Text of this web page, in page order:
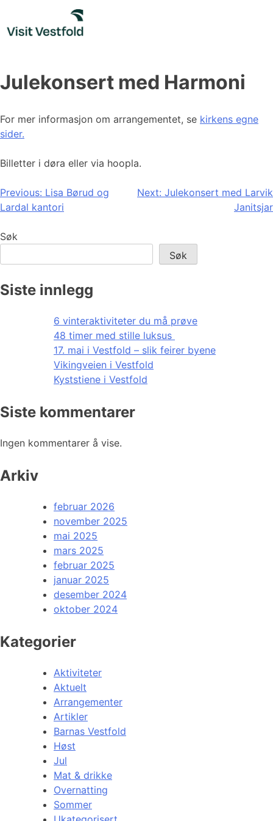
content
Julekonsert med Harmoni
For mer informasjon om arrangementet, se kirkens egne
sider.
Billetter i døra eller via hoopla.
Innleggsnavigasjon
Previous: Lisa Børud og
Lardal kantori
Next: Julekonsert med Larvik
Janitsjar
Søk
Søk
Siste innlegg
6 vinteraktiviteter du må prøve
48 timer med stille luksus
17. mai i Vestfold – slik feirer byene
Vikingveien i Vestfold
Kyststiene i Vestfold
Siste kommentarer
Ingen kommentarer å vise.
Arkiv
februar 2026
november 2025
mai 2025
mars 2025
februar 2025
januar 2025
desember 2024
oktober 2024
Kategorier
Aktiviteter
Aktuelt
Arrangementer
Artikler
Barnas Vestfold
Høst
Jul
Mat & drikke
Overnatting
Sommer